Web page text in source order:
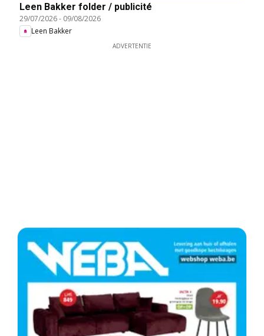
Leen Bakker folder / publicité
29/07/2026- 09/08/2026
Leen Bakker
ADVERTENTIE